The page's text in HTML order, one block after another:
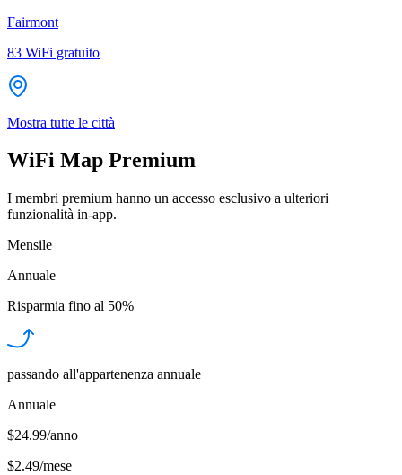
Fairmont
83 WiFi gratuito
Mostra tutte le città
WiFi Map Premium
I membri premium hanno un accesso esclusivo a ulteriori
funzionalità in-app.
Mensile
Annuale
Risparmia fino al 50%
passando all'appartenenza annuale
Annuale
$24.99/anno
$2.49/mese